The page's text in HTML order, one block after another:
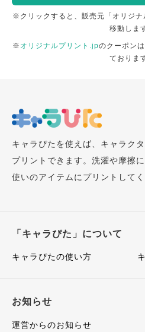
※クリックすると、販売元「オリジ
移動しま
※ オリジナルプリント.jpのクーポン
ておりま
キャラぴたを使えば、キャラク
プリントできます。洗濯や摩擦
使いのアイテムにプリントしてく
「キャラぴた」について
キャラぴたの使い方
お知らせ
運営からのお知らせ